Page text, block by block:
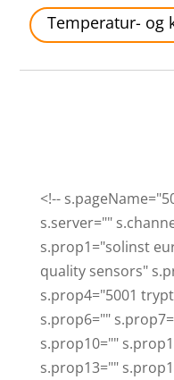
Temperatur- og
<!--
s.server=""
s.prop1="solinst
quality sensors"
s.prop4="5001
s.prop6=""
s.prop10=""
s.prop13=""